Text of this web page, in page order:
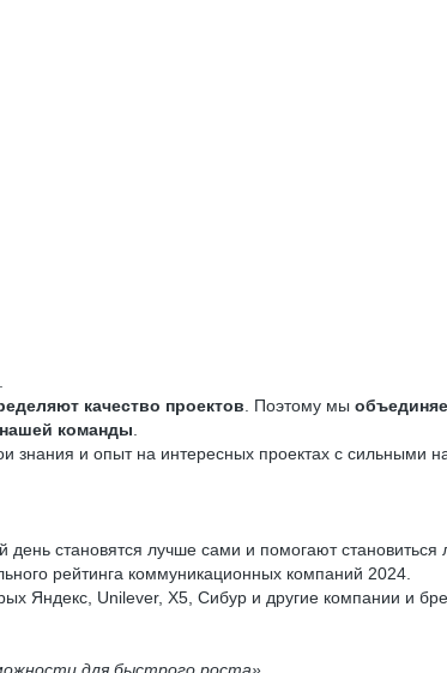
качество проектов . Поэтому мы
команды
знания и опыт на интересных проектах с сильными
день становятся лучше сами и помогают
рейтинга коммуникационных компаний 2024.
Яндекс, Unilever, Х5, Сибур и другие компании и